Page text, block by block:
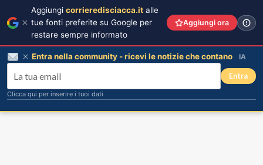
Aggiungi corrieredisciacca.it alle
tue fonti preferite su Google per
restare sempre informato
Aggiungi ora
Entra nella community - ricevi le notizie che contano IA
Entra
Clicca qui per inserire i tuoi dati